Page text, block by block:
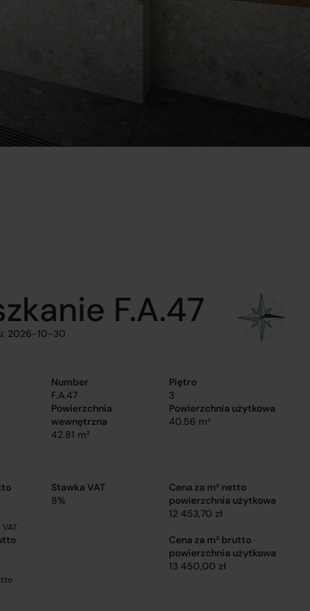
F.A.47
2026-10-30
Number
F.A.47
Piętro
3
Powierzchnia
wewnętrzna
42.81 m²
Powierzchnia użytkowa
40.56 m²
Stawka VAT
8%
Cena za m² netto
powierzchnia użytkowa
12 453,70 zł
Cena za m² brutto
powierzchnia użytkowa
13 450,00 zł